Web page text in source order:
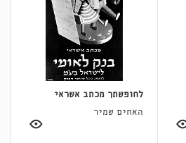
לחופשתך מכתב אשראי
האחים שמיר